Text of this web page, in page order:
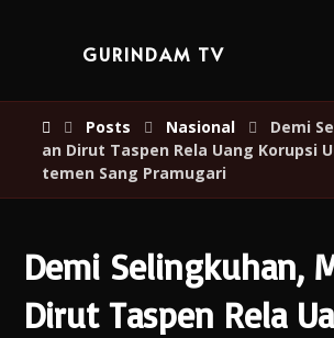
GURINDAM TV
Posts Nasional
Demi
an Dirut Taspen Rela Uang Korupsi
temen Sang Pramugari
Demi Selingkuhan,
Dirut Taspen Rela